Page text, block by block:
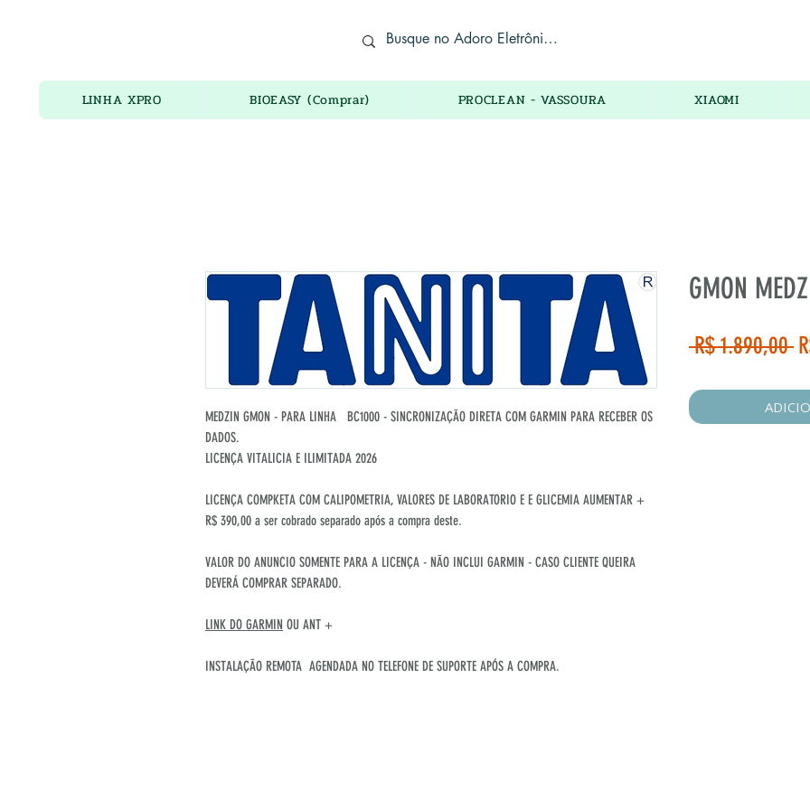
LINHA XPRO BIOEASY (Comprar) PROCLEAN - VASSOURA XIAOMI
MEDZIN GMON - PARA LINHA BC1000 - SINCRONIZAÇÃO DIRETA COM GARMIN PARA RECEBER OS
DADOS.
LICENÇA VITALICIA E ILIMITADA 2026
LICENÇA COMPKETA COM CALIPOMETRIA, VALORES DE LABORATORIO E E GLICEMIA AUMENTAR +
R$ 390,00 a ser cobrado separado após a compra deste.
VALOR DO ANUNCIO SOMENTE PARA A LICENÇA - NÃO INCLUI GARMIN - CASO CLIENTE QUEIRA
DEVERÁ COMPRAR SEPARADO.
LINK DO GARMIN OU ANT +
INSTALAÇÃO REMOTA AGENDADA NO TELEFONE DE SUPORTE APÓS A COMPRA.
GMON
R$ 1.890,00